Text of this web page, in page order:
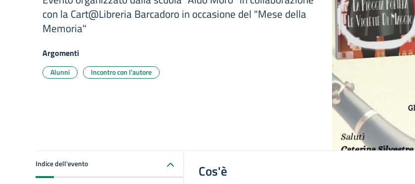
con la Cart@Libreria Barcadoro in occasione del "Mese della
Memoria"
Argomenti
Alunni Incontro con l'autore
Indice dell'evento Cos'è